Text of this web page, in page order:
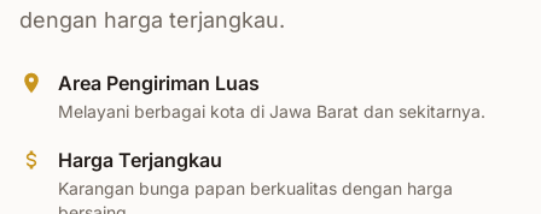
dengan harga terjangkau.
Area Pengiriman Luas
Melayani berbagai kota di Jawa Barat dan sekitarnya.
Harga Terjangkau
Karangan bunga papan berkualitas dengan harga